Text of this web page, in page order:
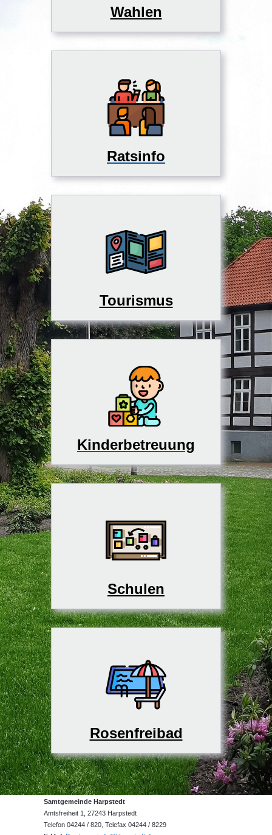
Wahlen
Ratsinfo
Tourismus
Kinderbetreuung
Schulen
Rosenfreibad
Samtgemeinde Harpstedt
Amtsfreiheit 1, 27243 Harpstedt
Telefon 04244 / 820, Telefax 04244 / 8229